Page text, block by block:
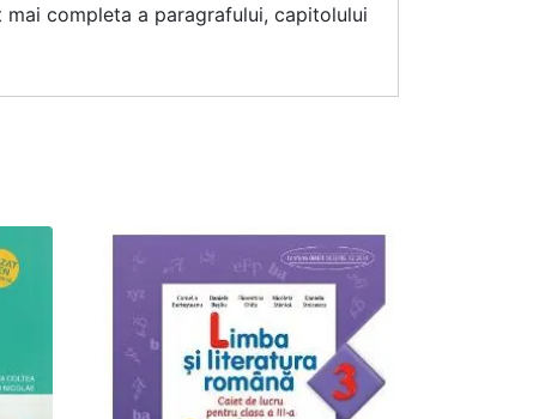
completa a paragrafului, capitolului